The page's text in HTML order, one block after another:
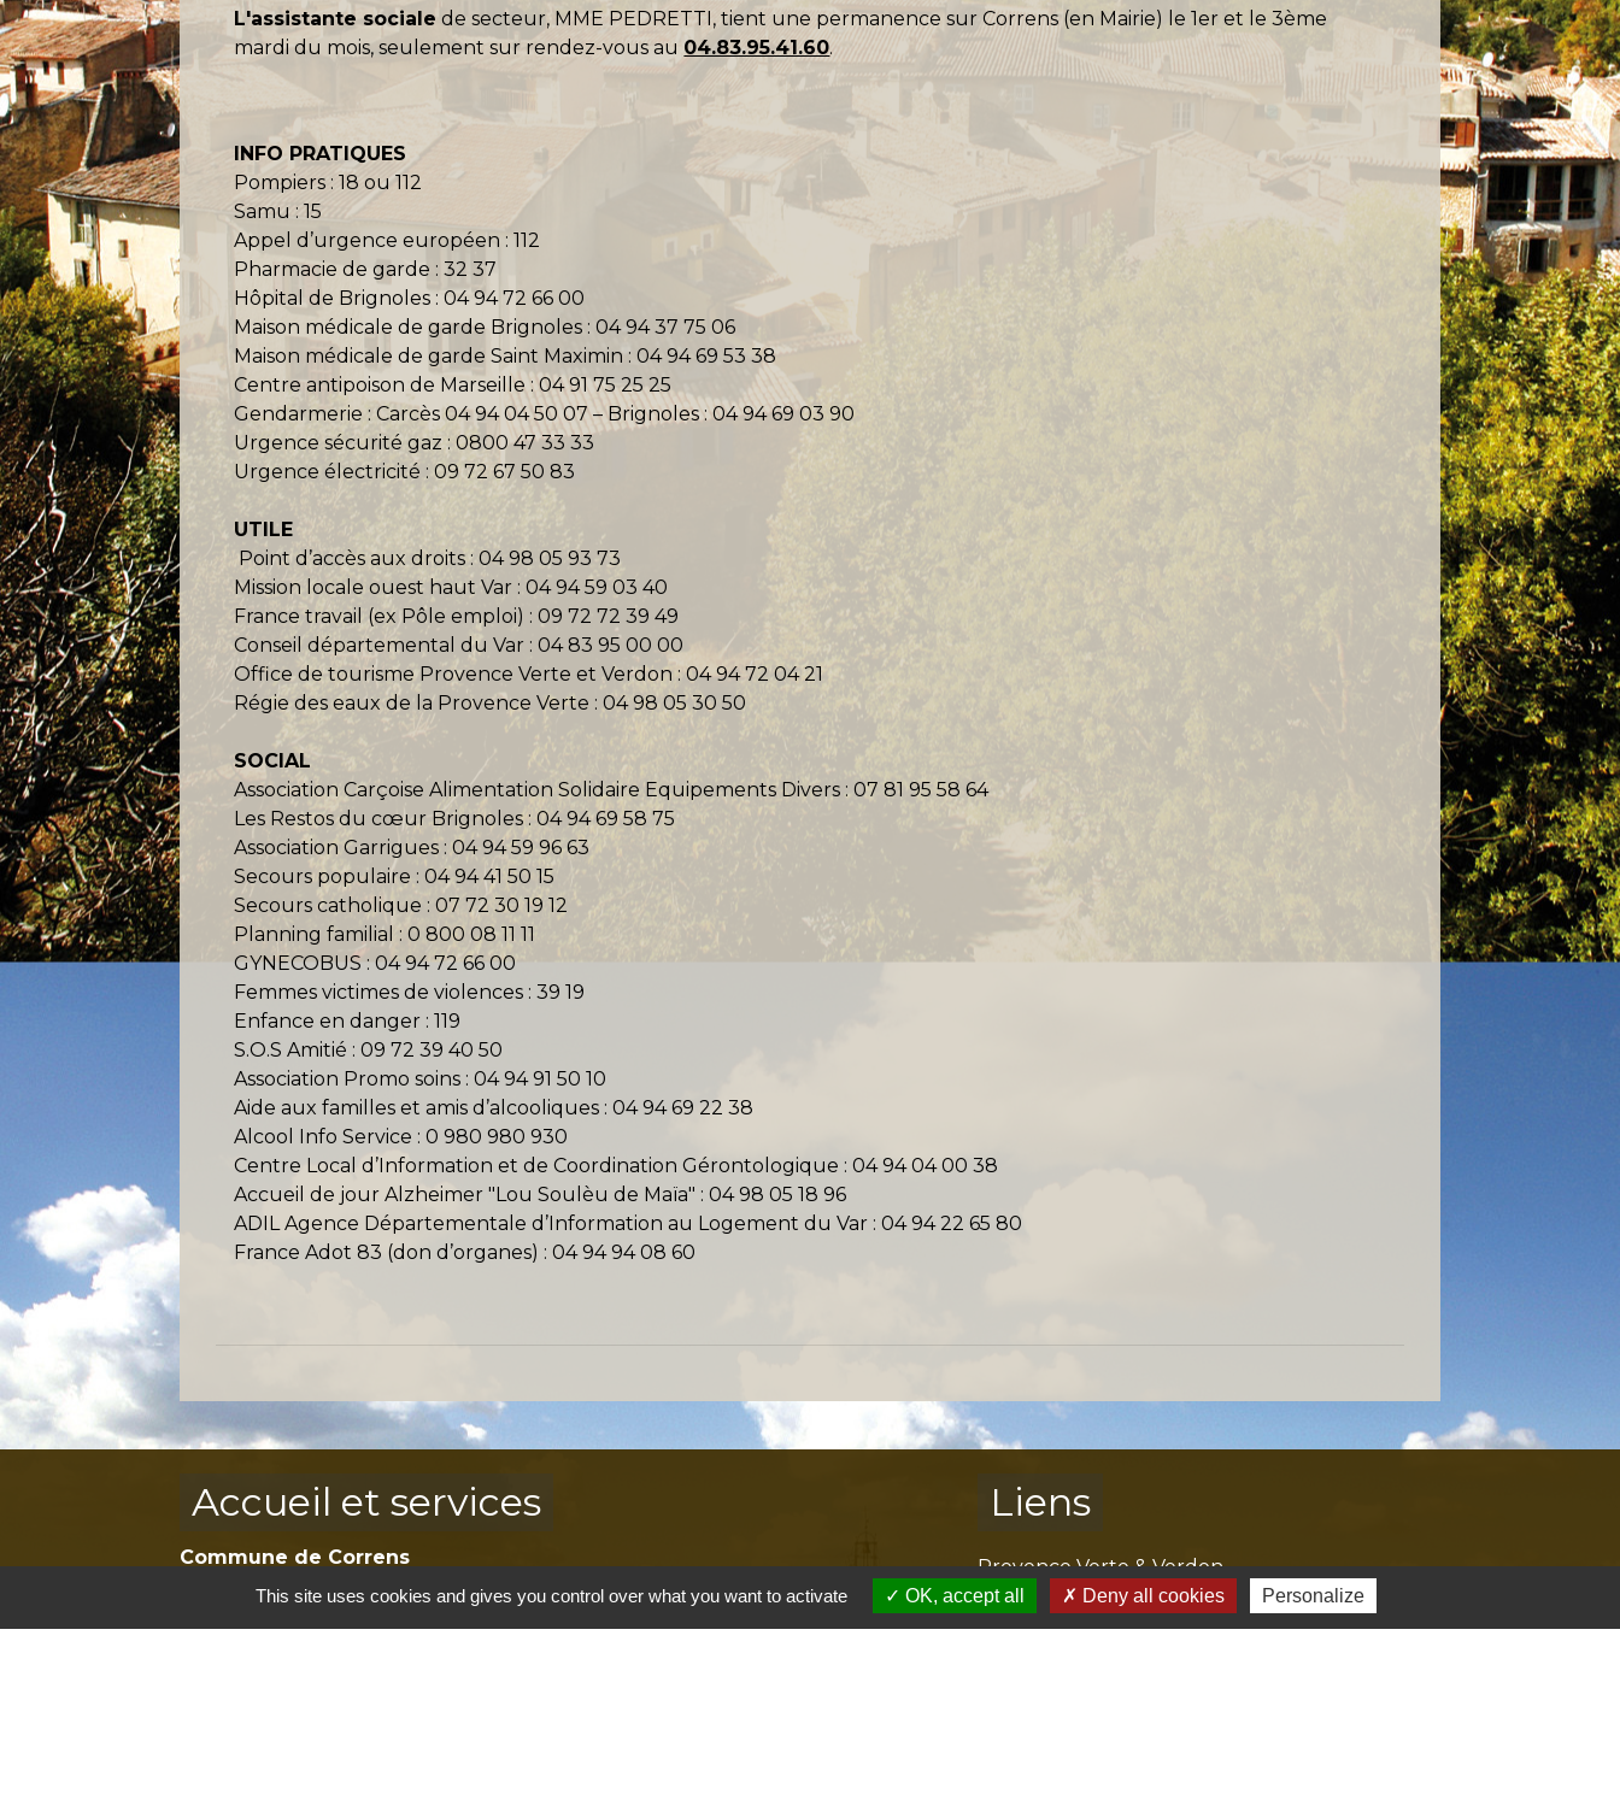
L'assistante sociale de secteur, MME PEDRETTI, tient une permanence sur Correns (en Mairie) le 1er et le 3ème
mardi du mois, seulement sur rendez-vous au 04.83.95.41.60.
INFO PRATIQUES
Pompiers : 18 ou 112
Samu : 15
Appel d’urgence européen : 112
Pharmacie de garde : 32 37
Hôpital de Brignoles : 04 94 72 66 00
Maison médicale de garde Brignoles : 04 94 37 75 06
Maison médicale de garde Saint Maximin : 04 94 69 53 38
Centre antipoison de Marseille : 04 91 75 25 25
Gendarmerie : Carcès 04 94 04 50 07 – Brignoles : 04 94 69 03 90
Urgence sécurité gaz : 0800 47 33 33
Urgence électricité : 09 72 67 50 83
UTILE
Point d’accès aux droits : 04 98 05 93 73
Mission locale ouest haut Var : 04 94 59 03 40
France travail (ex Pôle emploi) : 09 72 72 39 49
Conseil départemental du Var : 04 83 95 00 00
Office de tourisme Provence Verte et Verdon : 04 94 72 04 21
Régie des eaux de la Provence Verte : 04 98 05 30 50
SOCIAL
Association Carçoise Alimentation Solidaire Equipements Divers : 07 81 95 58 64
Les Restos du cœur Brignoles : 04 94 69 58 75
Association Garrigues : 04 94 59 96 63
Secours populaire : 04 94 41 50 15
Secours catholique : 07 72 30 19 12
Planning familial : 0 800 08 11 11
GYNECOBUS : 04 94 72 66 00
Femmes victimes de violences : 39 19
Enfance en danger : 119
S.O.S Amitié : 09 72 39 40 50
Association Promo soins : 04 94 91 50 10
Aide aux familles et amis d’alcooliques : 04 94 69 22 38
Alcool Info Service : 0 980 980 930
Centre Local d’Information et de Coordination Gérontologique : 04 94 04 00 38
Accueil de jour Alzheimer "Lou Soulèu de Maïa" : 04 98 05 18 96
ADIL Agence Départementale d’Information au Logement du Var : 04 94 22 65 80
France Adot 83 (don d’organes) : 04 94 94 08 60
Accueil et services
Commune de Correns
5, Place Général de Gaulle
Liens
Provence Verte & Verdon
Préfecture du Var
Réglementation de l'accès aux massifs forestiers
This site uses cookies and gives you control over what you want to activate OK, accept all Deny all cookies Personalize